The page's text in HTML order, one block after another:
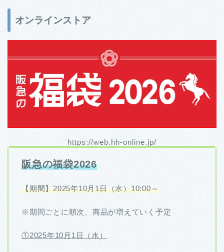
オンラインストア
https://web.hh-online.jp/
阪急の福袋2026
【期間】2025年10月1日（水）10:00～
※期間ごとに順次、商品が増えていく予定
①2025年10月1日（水）